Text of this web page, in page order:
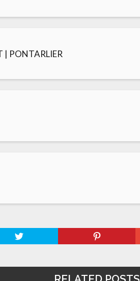
| PONTARLIER